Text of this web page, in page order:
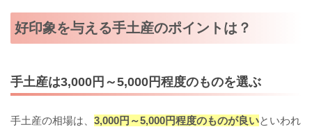
好印象を与える手土産のポイントは？
手土産は3,000円～5,000円程度のものを選ぶ
手土産の相場は、 3,000円～5,000円程度のものが良いといわれ